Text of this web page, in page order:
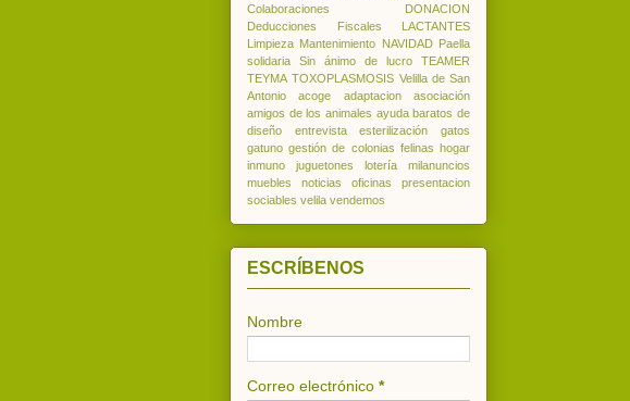
Colaboraciones
DONACION
Deducciones
Fiscales
LACTANTES
Limpieza Mantenimiento NAVIDAD Paella
solidaria
Sin ánimo de lucro
TEAMER
TEYMA TOXOPLASMOSIS Velilla de San
Antonio
acoge adaptacion
asociación
amigos de los animales ayuda baratos de
diseño
entrevista esterilización
gatos
gatuno gestión de colonias felinas hogar
inmuno
juguetones lotería
milanuncios
muebles
noticias oficinas
presentacion
sociables velila vendemos
ESCRÍBENOS
Nombre
Correo electrónico *